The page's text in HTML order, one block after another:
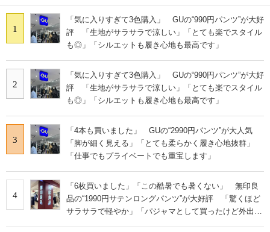
1
「気に入りすぎて3色購入」 GUの“990円パンツ”が大好
評 「生地がサラサラで涼しい」「とても楽でスタイル
も◎」「シルエットも履き心地も最高です」
2
「気に入りすぎて3色購入」 GUの“990円パンツ”が大好
評 「生地がサラサラで涼しい」「とても楽でスタイル
も◎」「シルエットも履き心地も最高です」
3
「4本も買いました」 GUの“2990円パンツ”が大人気
「脚が細く見える」「とても柔らかく履き心地抜群」
「仕事でもプライベートでも重宝します」
4
「6枚買いました」「この酷暑でも暑くない」 無印良
品の“1990円サテンロングパンツ”が大好評 「驚くほど
サラサラで軽やか」「パジャマとして買ったけど外出用